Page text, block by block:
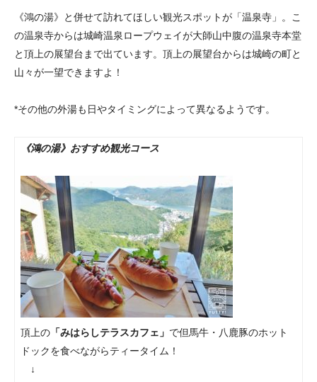
《鴻の湯》と併せて訪れてほしい観光スポットが「温泉寺」。こ
の温泉寺からは城崎温泉ロープウェイが大師山中腹の温泉寺本堂
と頂上の展望台まで出ています。頂上の展望台からは城崎の町と
山々が一望できますよ！
*その他の外湯も日やタイミングによって異なるようです。
《鴻の湯》おすすめ観光コース
頂上の 「みはらしテラスカフェ」 で但馬牛・八鹿豚のホット
ドックを食べながらティータイム！
↓